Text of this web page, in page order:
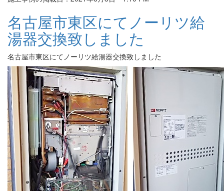
名古屋市東区にてノーリツ給
湯器交換致しました
名古屋市東区にてノーリツ給湯器交換致しました